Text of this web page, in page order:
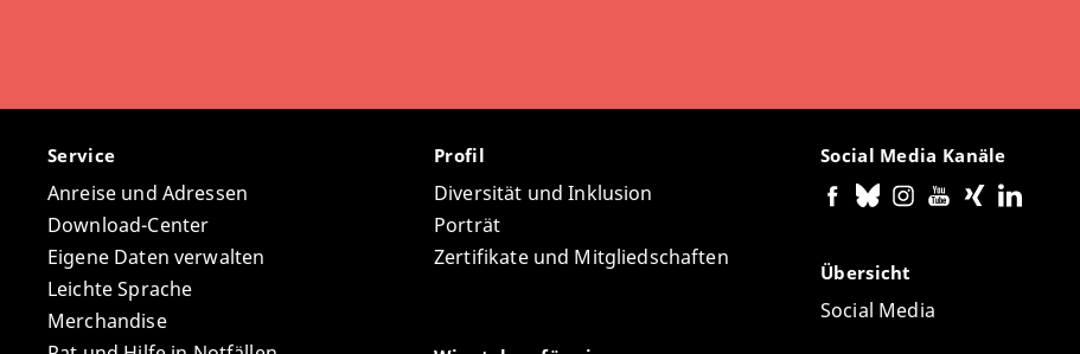
Service
Anreise und Adressen
Download-Center
Eigene Daten verwalten
Leichte Sprache
Merchandise
Profil
Diversität und Inklusion
Porträt
Zertifikate und Mitgliedschaften
Social Media Kanäle
Übersicht
Social Media